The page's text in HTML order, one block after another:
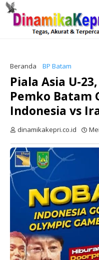
Beranda BP Batam
Piala Asia U-
Pemko Batam
Indonesia vs
dinamikakepri.co.id